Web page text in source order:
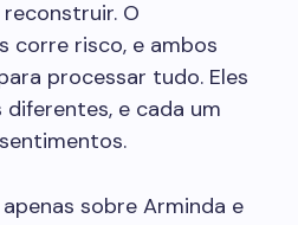
O
corre risco, e ambos
processar tudo. Eles
e cada um
sobre Arminda e